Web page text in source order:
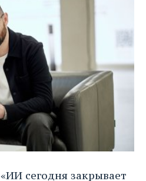
сегодня закрывает